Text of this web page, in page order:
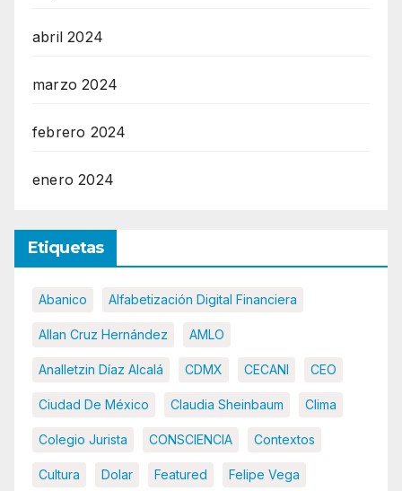
abril 2024
marzo 2024
febrero 2024
enero 2024
Etiquetas
Abanico Alfabetización Digital Financiera
Allan Cruz Hernández AMLO
Analletzin Díaz Alcalá CDMX CECANI CEO
Ciudad De México Claudia Sheinbaum Clima
Colegio Jurista CONSCIENCIA Contextos
Cultura Dolar Featured Felipe Vega